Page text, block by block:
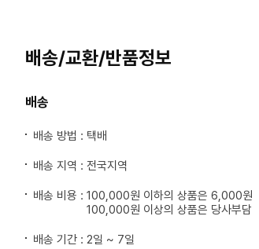
배송/교환/반품정보
배송
배송 방법 : 택배
배송 지역 : 전국지역
배송 비용 : 100,000원 이하의 상품은 6,000원
100,000원 이상의 상품은 당사부담
배송 기간 : 2일 ~ 7일